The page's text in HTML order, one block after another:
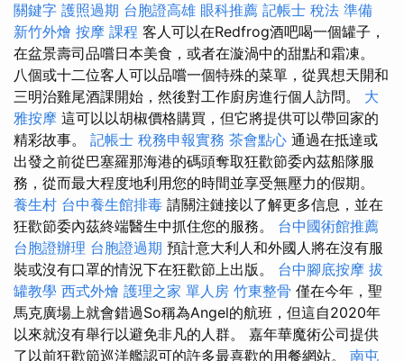
關鍵字 護照過期 台胞證高雄 眼科推薦 記帳士 稅法 準備
新竹外燴 按摩 課程 客人可以在Redfrog酒吧喝一個罐子，
在盆景壽司品嚐日本美食，或者在漩渦中的甜點和霜凍。
八個或十二位客人可以品嚐一個特殊的菜單，從異想天開和
三明治雞尾酒課開始，然後對工作廚房進行個人訪問。 大
雅按摩 這可以以胡椒價格購買，但它將提供可以帶回家的
精彩故事。 記帳士 稅務申報實務 茶會點心 通過在抵達或
出發之前從巴塞羅那海港的碼頭奪取狂歡節委內茲船隊服
務，從而最大程度地利用您的時間並享受無壓力的假期。
養生村 台中養生館排毒 請關注鏈接以了解更多信息，並在
狂歡節委內茲終端醫生中抓住您的服務。 台中國術館推薦
台胞證辦理 台胞證過期 預計意大利人和外國人將在沒有服
裝或沒有口罩的情況下在狂歡節上出版。 台中腳底按摩 拔
罐教學 西式外燴 護理之家 單人房 竹東整骨 僅在今年，聖
馬克廣場上就會錯過So稱為Angel的航班，但這自2020年
以來就沒有舉行以避免非凡的人群。 嘉年華魔術公司提供
了以前狂歡節巡洋艦認可的許多最喜歡的用餐網站。 南屯